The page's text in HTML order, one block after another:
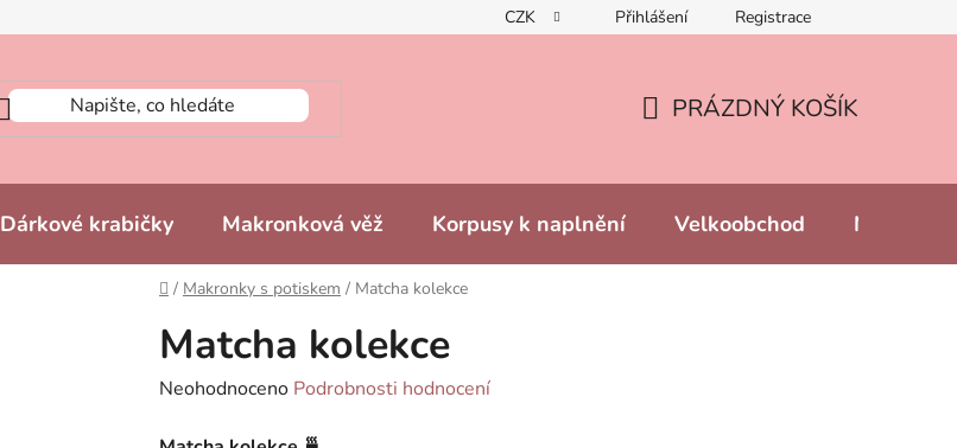
CZK Přihlášení Registrace
PRÁZDNÝ KOŠÍK
Dárkové krabičky Makronková věž Korpusy k naplnění Velkoobchod Naše
Domů
/ Makronky s potiskem / Matcha kolekce
Matcha kolekce
Průměrné
Neohodnoceno Podrobnosti hodnocení